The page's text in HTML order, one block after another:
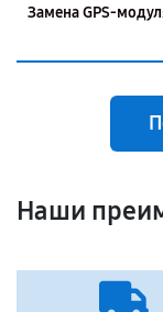
Замена GPS-
Наши